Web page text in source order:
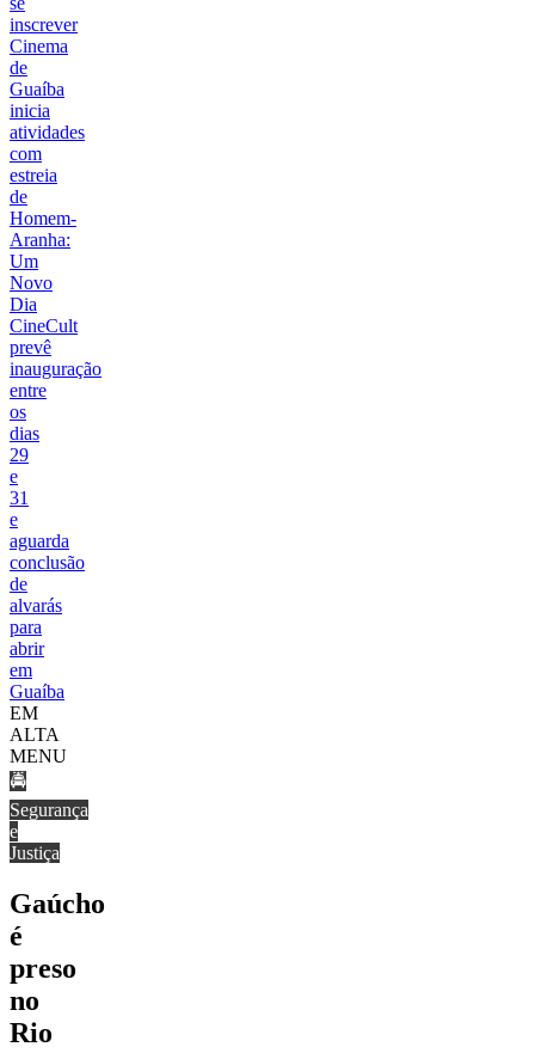
inscrever
Cinema
de
Guaíba
inicia
atividades
com
estreia
de
Homem-
Aranha:
Um
Novo
Dia
CineCult
prevê
inauguração
entre
os
dias
29
e
31
e
aguarda
conclusão
de
alvarás
para
abrir
em
Guaíba
EM
ALTA
MENU
🚔
Segurança
e
Justiça
Gaúcho
é
preso
no
Rio